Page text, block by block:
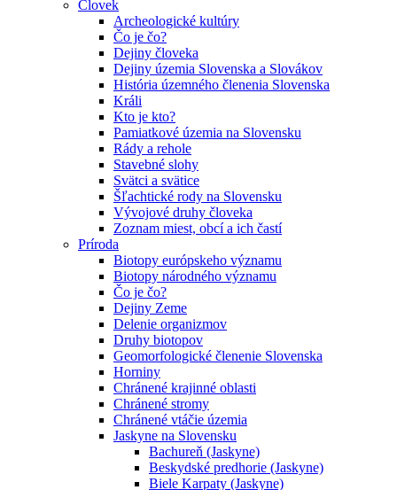
Človek
Archeologické kultúry
Čo je čo?
Dejiny človeka
Dejiny územia Slovenska a Slovákov
História územného členenia Slovenska
Králi
Kto je kto?
Pamiatkové územia na Slovensku
Rády a rehole
Stavebné slohy
Svätci a svätice
Šľachtické rody na Slovensku
Vývojové druhy človeka
Zoznam miest, obcí a ich častí
Príroda
Biotopy európskeho významu
Biotopy národného významu
Čo je čo?
Dejiny Zeme
Delenie organizmov
Druhy biotopov
Geomorfologické členenie Slovenska
Horniny
Chránené krajinné oblasti
Chránené stromy
Chránené vtáčie územia
Jaskyne na Slovensku
Bachureň (Jaskyne)
Beskydské predhorie (Jaskyne)
Biele Karpaty (Jaskyne)